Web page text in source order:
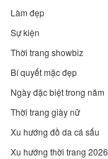
Làm đẹp
Sự kiện
Thời trang showbiz
Bí quyết mặc đẹp
Ngày đặc biệt trong năm
Thời trang giày nữ
Xu hướng đồ da cá sấu
Xu hướng thời trang 2026